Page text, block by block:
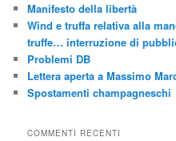
Manifesto della libertà
Wind e truffa relativa alla
truffe… interruzione di
Problemi DB
Lettera aperta a Massimo
Spostamenti champagneschi
COMMENTI RECENTI